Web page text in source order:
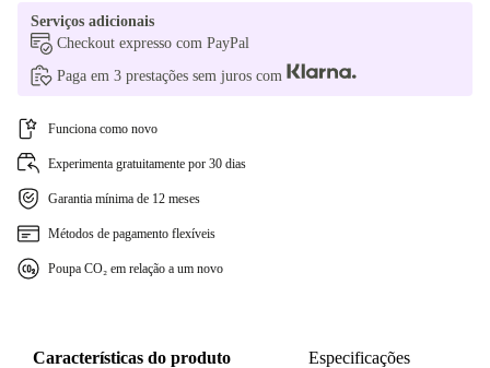
Serviços adicionais
Checkout expresso com PayPal
Paga em 3 prestações sem juros com
Funciona como novo
Experimenta gratuitamente por 30 dias
Garantia mínima de 12 meses
Métodos de pagamento flexíveis
Poupa CO₂ em relação a um novo
Características do produto Especificações